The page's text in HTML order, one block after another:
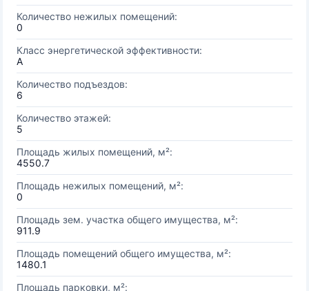
Количество нежилых помещений:
0
Класс энергетической эффективности:
A
Количество подъездов:
6
Количество этажей:
5
Площадь жилых помещений, м²:
4550.7
Площадь нежилых помещений, м²:
0
Площадь зем. участка общего имущества, м²:
911.9
Площадь помещений общего имущества, м²:
1480.1
Площадь парковки, м²: